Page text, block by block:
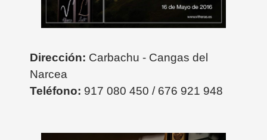
Dirección: Carbachu - Cangas del
Narcea
Teléfono: 917 080 450 / 676 921 948